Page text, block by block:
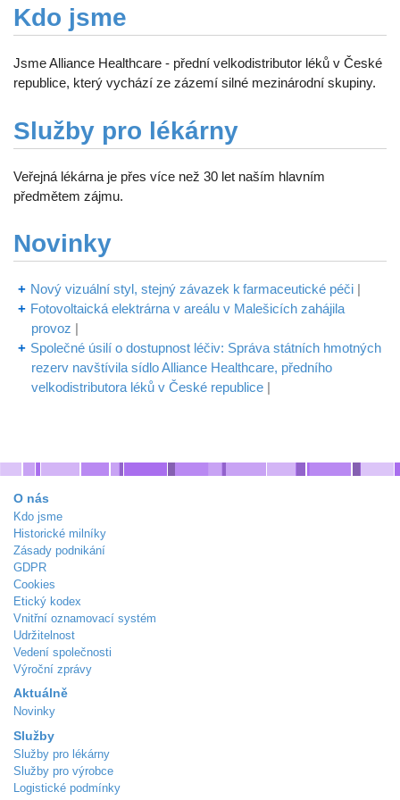
Kdo jsme
Jsme Alliance Healthcare - přední velkodistributor léků v České
republice, který vychází ze zázemí silné mezinárodní skupiny.
Služby pro lékárny
Veřejná lékárna je přes více než 30 let naším hlavním
předmětem zájmu.
Novinky
Nový vizuální styl, stejný závazek k farmaceutické péči |
Fotovoltaická elektrárna v areálu v Malešicích zahájila
provoz |
Společné úsilí o dostupnost léčiv: Správa státních hmotných
rezerv navštívila sídlo Alliance Healthcare, předního
velkodistributora léků v České republice |
O nás
Kdo jsme
Historické milníky
Zásady podnikání
GDPR
Cookies
Etický kodex
Vnitřní oznamovací systém
Udržitelnost
Vedení společnosti
Výroční zprávy
Aktuálně
Novinky
Služby
Služby pro lékárny
Služby pro výrobce
Logistické podmínky